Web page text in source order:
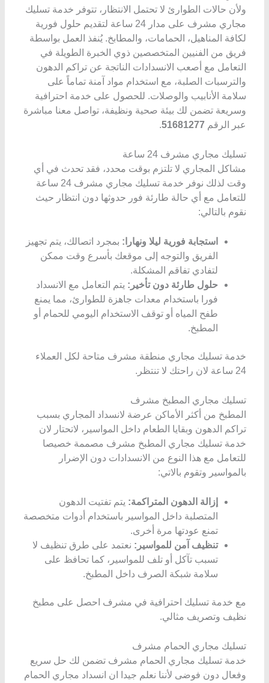
ولأن حالات الطوارئ لا تحتمل الانتظار، تتوفر خدمة تسليك
مجاري مشرف على مدار 24 ساعة لتقديم حلول فورية
لكافة المناهيل، الحمامات، والمطابخ. يُنفذ العمل بواسطة
فريق من الفنيين المتخصصين ذوي الخبرة الطويلة في
التعامل مع أصعب الانسدادات الناتجة عن تراكم الدهون
والترسبات الصلبة، مع استخدام مواد آمنة تماماً على
سلامة الأنابيب والوصلات. للحصول على خدمة احترافية
وسريعة تضمن لك بيئة صحية ونظيفة، تواصل معنا مباشرة
عبر الرقم51681277
.
تسليك مجاري مشرف 24 ساعة
مشاكل المجاري لا تلتزم بوقت محدد، فقد تحدث في أي
وقت لذلك نوفر خدمة تسليك مجاري مشرف 24 ساعة
للتعامل مع أي حالة طارئة فور حدوثها دون انتظار حيث
نقوم بالتالي:
استجابة فورية ليلا ونهارا: بمجرد اتصالك، يتم تجهيز
الفريق والتوجه إلى موقعك بأسرع وقت ممكن
لتفادي تفاقم المشكلة.
حلول طارئة دون تأخير: يتم التعامل مع الانسداد
فورا باستخدام معدات جاهزة للطوارئ، مما يمنع
طفح المياه أو توقف الاستخدام اليومي للحمام أو
المطبخ.
خدمة تسليك مجاري منطقة مشرف متاحة لكل العملاء
24 ساعة لان راحتك لا تنتظر.
تسليك مجاري المطبخ مشرف
المطبخ من أكثر الأماكن عرضة لانسداد المجاري بسبب
تراكم الدهون وبقايا الطعام داخل المواسير، لاتحتار لان
خدمة تسليك مجاري المطبخ مشرف مصممة خصيصا
للتعامل مع هذا النوع من الانسدادات دون الإضرار
بالمواسير وتقوم بالاتي:
إزالة الدهون المتراكمة: يتم تفتيت الدهون
المتصلبة داخل المواسير باستخدام أدوات متخصصة
تمنع عودتها مرة أخرى.
تنظيف آمن للمواسير: نعتمد على طرق تنظيف لا
تسبب تآكل أو تلف للمواسير، كما تحافظ على
سلامة شبكة الصرف داخل المطبخ.
مع خدمة تسليك احترافية في مشرف احصل على مطبخ
نظيف وتصريف مثالي.
تسليك مجاري الحمام مشرف
خدمة تسليك مجاري الحمام مشرف تضمن لك حل سريع
وفعال دون فوضى لأننا نعلم جيدا ان انسداد مجاري الحمام